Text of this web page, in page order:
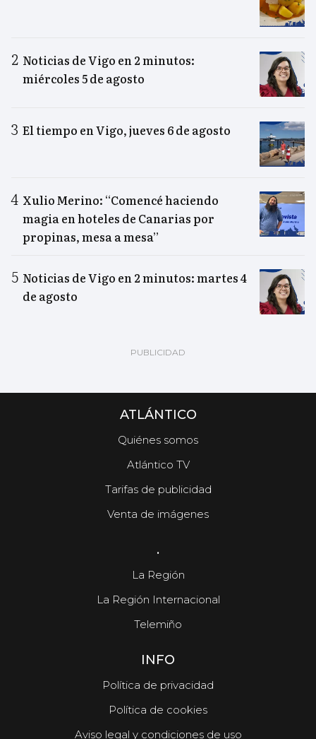
Noticias de Vigo en 2 minutos:
miércoles 5 de agosto
El tiempo en Vigo, jueves 6 de agosto
Xulio Merino: “Comencé haciendo
magia en hoteles de Canarias por
propinas, mesa a mesa”
Noticias de Vigo en 2 minutos: martes 4
de agosto
ATLÁNTICO
Quiénes somos
Atlántico TV
Tarifas de publicidad
Venta de imágenes
.
La Región
La Región Internacional
Telemiño
INFO
Política de privacidad
Política de cookies
Aviso legal y condiciones de uso